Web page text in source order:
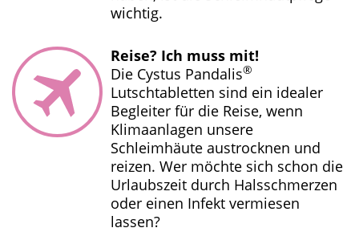
wichtig.
Reise? Ich muss mit!
Die Cystus Pandalis®
Lutschtabletten sind ein idealer
Begleiter für die Reise, wenn
Klimaanlagen unsere
Schleimhäute austrocknen und
reizen. Wer möchte sich schon die
Urlaubszeit durch Halsschmerzen
oder einen Infekt vermiesen
lassen?